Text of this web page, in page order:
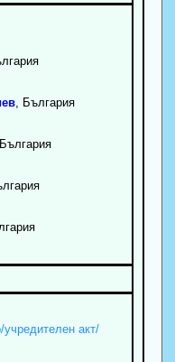
, България
акт/